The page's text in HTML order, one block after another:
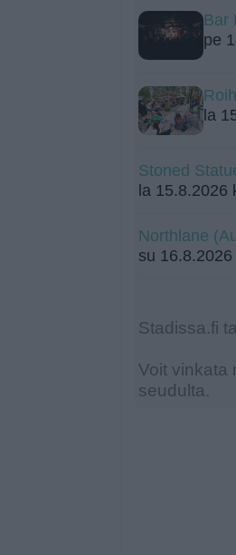
Bar
pe
la
Stoned
la 15.8.2026
Northlane
su
Stadissa.fi
Voit vinkata
seudulta.